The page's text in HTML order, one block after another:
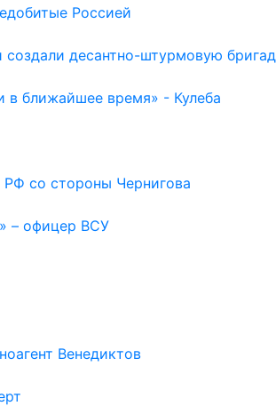
Россией
десантно-штурмовую
в ближайшее время» - Кулеба
РФ со стороны Чернигова
– офицер ВСУ
Венедиктов